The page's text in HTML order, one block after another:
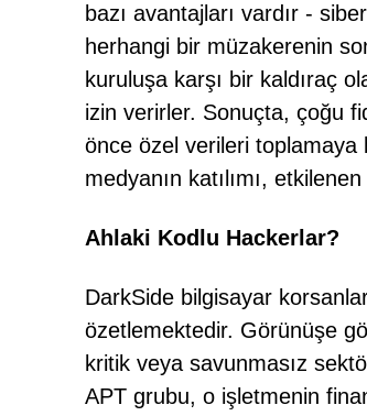
bazı avantajları vardır -
herhangi bir müzakerenin
kuruluşa karşı bir kaldıraç
izin verirler. Sonuçta, çoğu
önce özel verileri toplamaya
medyanın katılımı,
Ahlaki Kodlu Hackerlar?
DarkSide bilgisayar
özetlemektedir. Görünüşe
kritik veya savunmasız
APT grubu, o işletmenin